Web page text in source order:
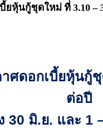
หุ้นกู้ชุดใหม่ ที่ 3.10 –
าศดอกเบี้ยหุ้นกู้
ต่อปี
30 มิ.ย. และ 1